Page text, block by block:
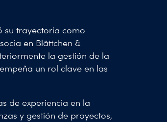
su trayectoria como
en Blättchen &
la gestión de la
un rol clave en las
de experiencia en la
y gestión de proyectos,